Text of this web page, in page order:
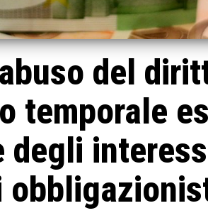
del
temporale
degli